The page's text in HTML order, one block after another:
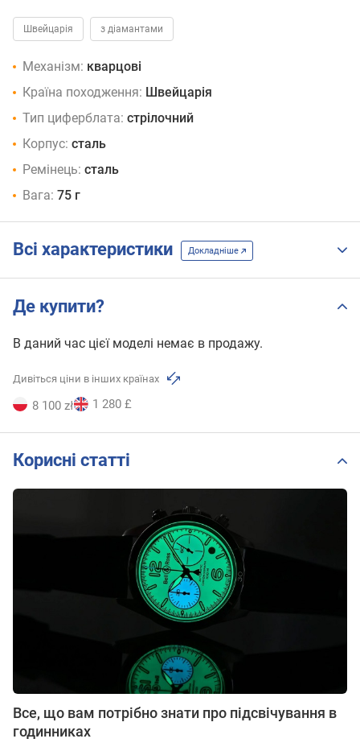
Швейцарія з діамантами
Механізм: кварцові
Країна походження: Швейцарія
Тип циферблата: стрілочний
Корпус: сталь
Ремінець: сталь
Вага: 75 г
Всі характеристики Докладніше
Де купити?
В даний час цієї моделі немає в продажу.
Дивіться ціни в інших країнах
8 100 zł 1 280 £
Корисні статті
Все, що вам потрібно знати про підсвічування в
годинниках